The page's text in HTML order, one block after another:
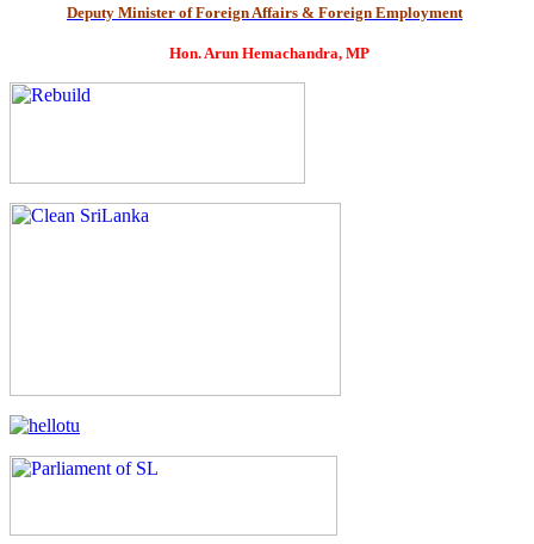
Deputy Minister of Foreign Affairs & Foreign Employment
Hon. Arun Hemachandra, MP